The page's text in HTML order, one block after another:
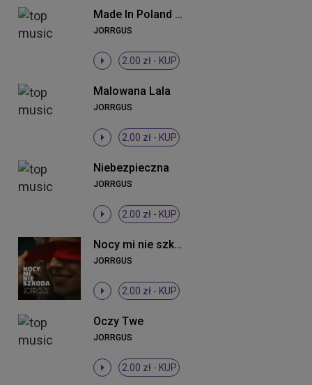
Made In Poland (Radio Edit)
JORRGUS
2.00 zł - KUP
Malowana Lala
JORRGUS
2.00 zł - KUP
Niebezpieczna
JORRGUS
2.00 zł - KUP
Nocy mi nie szkoda
JORRGUS
2.00 zł - KUP
Oczy Twe
JORRGUS
2.00 zł - KUP